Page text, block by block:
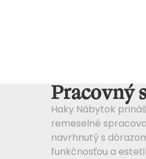
Pracovný
Haky Nábytok
remeselné
navrhnutý s
funkčnosťou a